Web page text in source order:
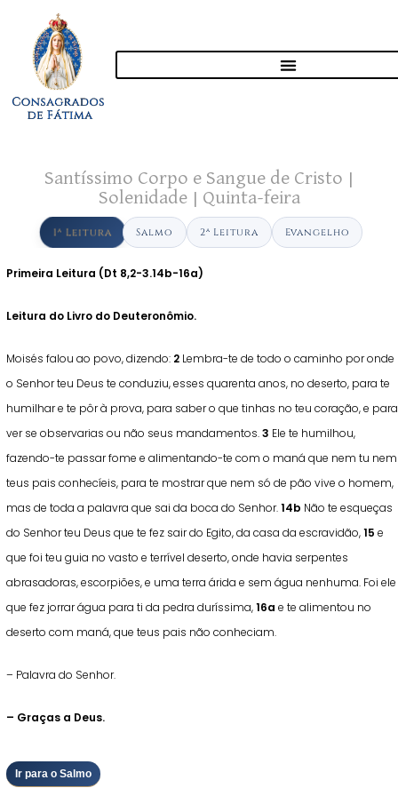
Santíssimo Corpo e Sangue de Cristo |
Solenidade | Quinta-feira
1ª Leitura Salmo 2ª Leitura Evangelho
Primeira Leitura (Dt 8,2-3.14b-16a)
Leitura do Livro do Deuteronômio.
Moisés falou ao povo, dizendo: 2 Lembra-te de todo o caminho por onde
o Senhor teu Deus te conduziu, esses quarenta anos, no deserto, para te
humilhar e te pôr à prova, para saber o que tinhas no teu coração, e para
ver se observarias ou não seus mandamentos.3 Ele te humilhou,
fazendo-te passar fome e alimentando-te com o maná que nem tu nem
teus pais conhecíeis, para te mostrar que nem só de pão vive o homem,
mas de toda a palavra que sai da boca do Senhor.14b Não te esqueças
do Senhor teu Deus que te fez sair do Egito, da casa da escravidão,15 e
que foi teu guia no vasto e terrível deserto, onde havia serpentes
abrasadoras, escorpiões, e uma terra árida e sem água nenhuma. Foi ele
que fez jorrar água para ti da pedra duríssima,16a e te alimentou no
deserto com maná, que teus pais não conheciam.
– Palavra do Senhor.
– Graças a Deus.
Ir para o Salmo